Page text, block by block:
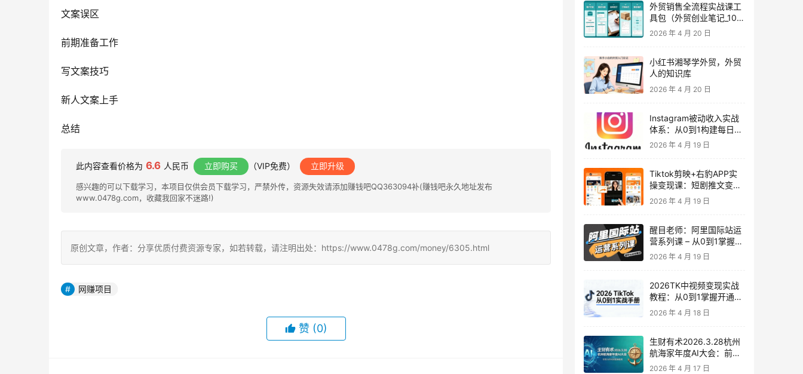
文案误区
前期准备工作
写文案技巧
新人文案上手
总结
此内容查看价格为 6.6 人民币 立即购买 （VIP免费） 立即升级
感兴趣的可以下载学习，本项目仅供会员下载学习，严禁外传，资源失效请添加赚钱吧QQ363094补(赚钱吧永久地址发布
www.0478g.com，收藏我回家不迷路!)
原创文章，作者：分享优质付费资源专家，如若转载，请注明出处：https://www.0478g.com/money/6305.html
网赚项目
赞 (0)
外贸销售全流程实战课工
具包（外贸创业笔记_10年
外贸经验）
2026 年 4 月 20 日
小红书湘琴学外贸，外贸
人的知识库
2026 年 4 月 20 日
Instagram被动收入实战
体系：从0到1构建每日盈
利的自动销售漏斗
2026 年 4 月 19 日
Tiktok剪映+右豹APP实
操变现课：短剧推文变现
全教程来了！
2026 年 4 月 19 日
醒目老师：阿里国际站运
营系列课 – 从0到1掌握平
台运营核心技巧
2026 年 4 月 19 日
2026TK中视频变现实战
教程：从0到1掌握开通、
养号、剪辑到变现，新手
副业首选
2026 年 4 月 18 日
生财有术2026.3.28杭州
航海家年度AI大会：前沿
趋势×落地案例×技能图谱
2026 年 4 月 17 日